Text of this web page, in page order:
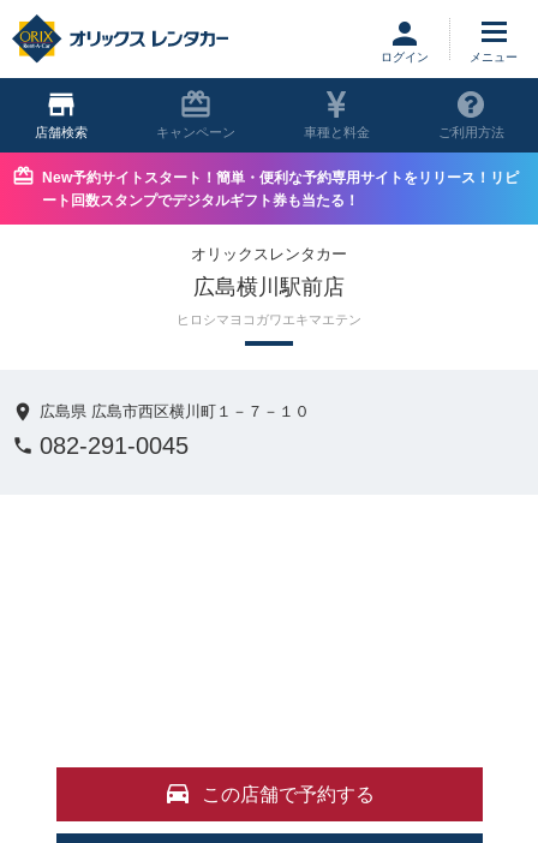
ログイン
店舗 キャンペーン 車種と料金 ご利用方法
New予約サイトスタート！簡単・便利な予約専用サイトをリリース！リピ
ート回数スタンプでデジタルギフト券も当たる！
オリックスレンタカー
広島横川駅前店
ヒロシマヨコガワエキマエテン
広島県 広島市西区横川町１－７－１０
082-291-0045
この店舗で予約する